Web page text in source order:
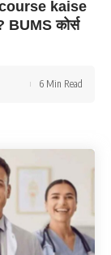
kaise
कोर्स
6 Min Read